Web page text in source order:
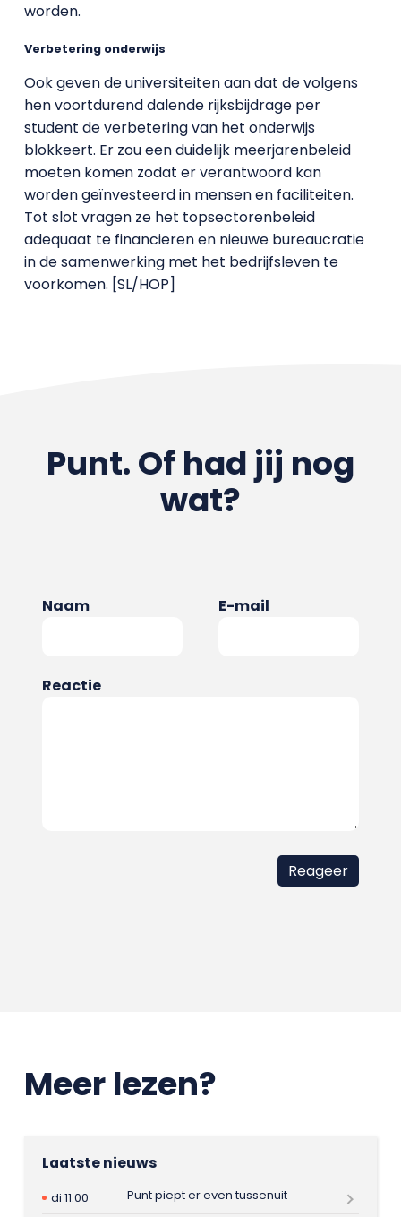
worden.
Verbetering onderwijs
Ook geven de universiteiten aan dat de volgens
hen voortdurend dalende rijksbijdrage per
student de verbetering van het onderwijs
blokkeert. Er zou een duidelijk meerjarenbeleid
moeten komen zodat er verantwoord kan
worden geïnvesteerd in mensen en faciliteiten.
Tot slot vragen ze het topsectorenbeleid
adequaat te financieren en nieuwe bureaucratie
in de samenwerking met het bedrijfsleven te
voorkomen. [SL/HOP]
Punt. Of had jij nog
wat?
Naam E-mail
Reactie
Meer lezen?
Laatste nieuws
di 11:00
Punt piept er even tussenuit